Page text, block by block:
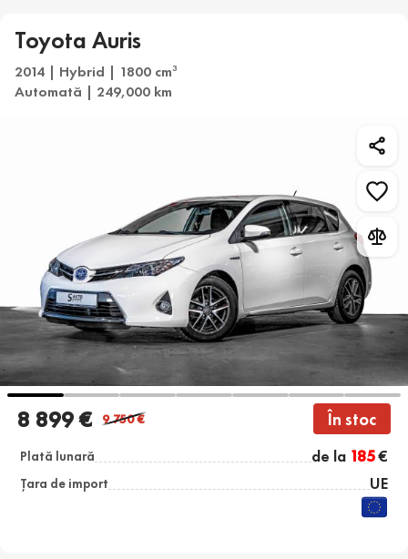
Toyota Auris
2014 | Hybrid | 1800 cm3
Automată | 249,000 km
8 899 € 9 750€ În stoc
Plată lunară de la 185€
Țara de import UE